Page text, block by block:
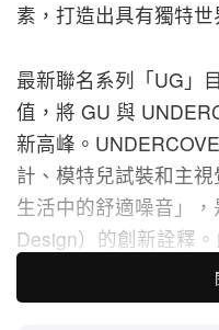
素，打造出具有獨特
最新聯名系列「UG」
值，將 GU 與
新高峰。
計、模特兒試裝和主
生活中的舒適噪音」
Design）的創新詮釋
常生活中的舒適噪音
鍵字，特色在於充滿